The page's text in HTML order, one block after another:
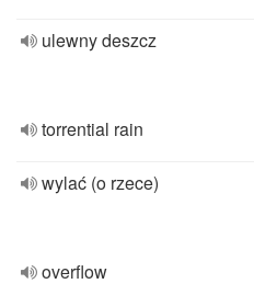
ulewny deszcz
torrential rain
wylać (o rzece)
overflow